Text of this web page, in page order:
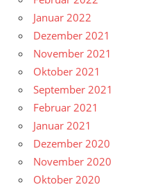
Januar 2022
Dezember 2021
November 2021
Oktober 2021
September 2021
Februar 2021
Januar 2021
Dezember 2020
November 2020
Oktober 2020